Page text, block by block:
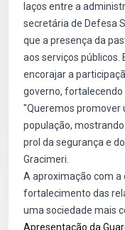
laços entre a
secretária de Defesa
que a presença da
aos serviços públicos.
encorajar a
governo, fortalecendo
"Queremos promover
população,
prol da segurança e
Gracimeri.
A aproximação com a
fortalecimento das
uma sociedade mais
Apresentação da